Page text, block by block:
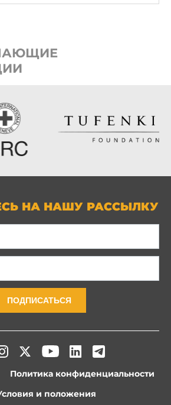
НА НАШУ РАССЫЛКУ
ПОДПИСАТЬСЯ
Политика конфиденциальности
и положения